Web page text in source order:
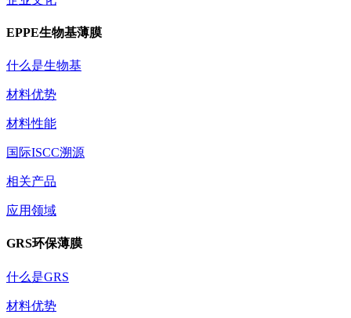
EPPE生物基薄膜
什么是生物基
材料优势
材料性能
国际ISCC溯源
相关产品
应用领域
GRS环保薄膜
什么是GRS
材料优势